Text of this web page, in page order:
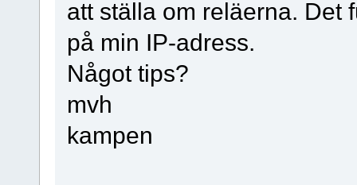
att ställa om reläerna. Det
på min IP-adress.
Något tips?
mvh
kampen